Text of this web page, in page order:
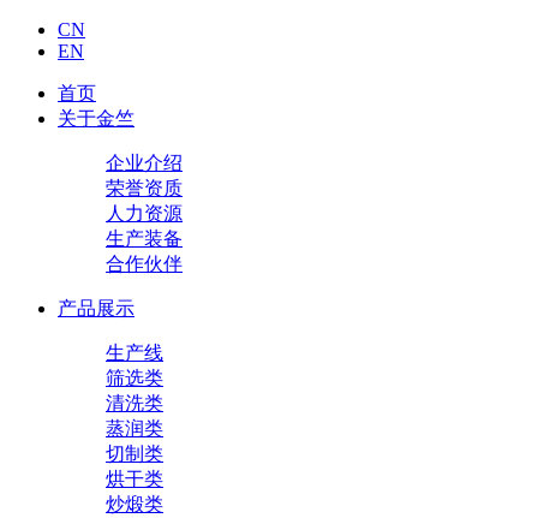
CN
EN
首页
关于金竺
企业介绍
荣誉资质
人力资源
生产装备
合作伙伴
产品展示
生产线
筛选类
清洗类
蒸润类
切制类
烘干类
炒煅类